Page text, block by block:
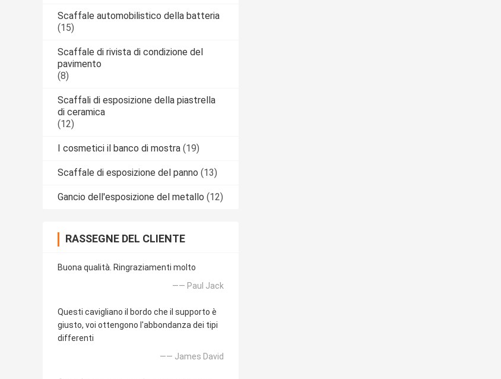
Scaffale automobilistico della batteria
(15)
Scaffale di rivista di condizione del
pavimento
(8)
Scaffali di esposizione della piastrella
di ceramica
(12)
I cosmetici il banco di mostra (19)
Scaffale di esposizione del panno (13)
Gancio dell'esposizione del metallo (12)
RASSEGNE DEL CLIENTE
Buona qualità. Ringraziamenti molto
—— Paul Jack
Questi cavigliano il bordo che il supporto è
giusto, voi ottengono l'abbondanza dei tipi
differenti
—— James David